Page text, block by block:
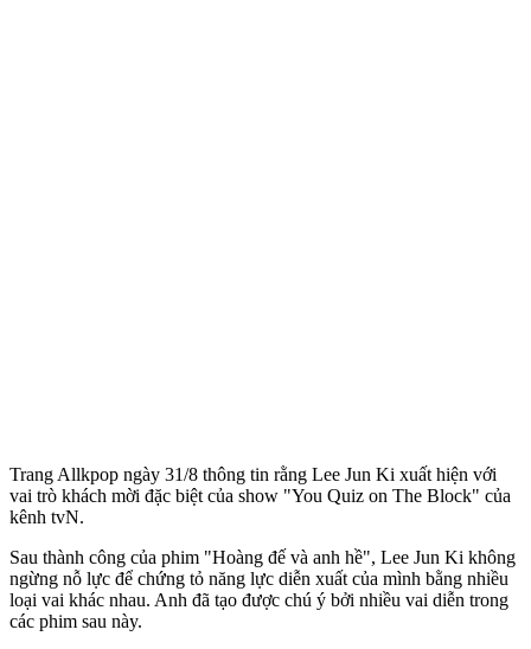
Trang Allkpop ngày 31/8 thông tin rằng Lee Jun Ki xuất hiện với
vai trò khách mời đặc biệt của show "You Quiz on The Block" của
kênh tvN.
Sau thành công của phim "Hoàng đế và anh hề", Lee Jun Ki không
ngừng nỗ lực để chứng tỏ năng lực diễn xuất của mình bằng nhiều
loại vai khác nhau. Anh đã tạo được chú ý bởi nhiều vai diễn trong
các phim sau này.